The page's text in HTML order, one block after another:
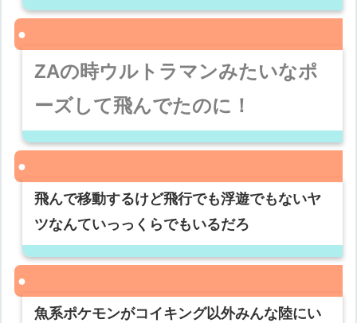
ZAの時ウルトラマンみたいなポ
ーズして飛んでたのに！
飛んで移動するけど飛行でも浮遊でもないヤ
ツなんていっっくらでもいるだろ
魚系ポケモンがコイキング以外みんな陸にい